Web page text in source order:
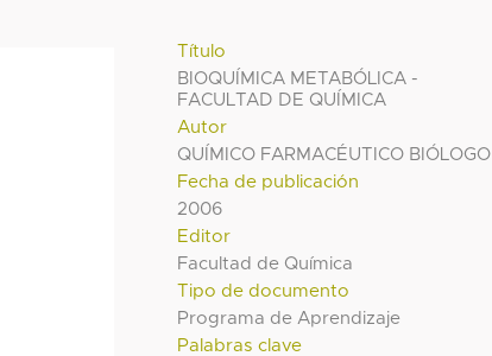
Título
BIOQUÍMICA METABÓLICA -
FACULTAD DE QUÍMICA
Autor
QUÍMICO FARMACÉUTICO BIÓLOGO
Fecha de publicación
2006
Editor
Facultad de Química
Tipo de documento
Programa de Aprendizaje
Palabras clave